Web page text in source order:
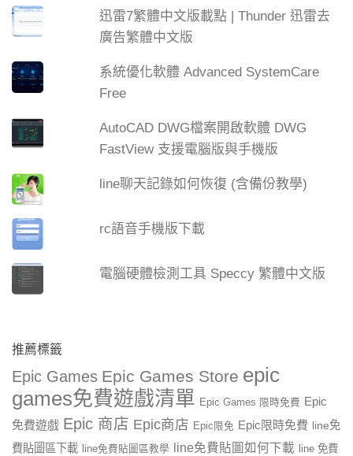
迅雷7繁體中文版載點 | Thunder 迅雷去
廣告繁體中文版
系統優化軟體 Advanced SystemCare
Free
AutoCAD DWG檔案開啟軟體 DWG
FastView 支援電腦版與手機版
line聊天記錄如何恢復 (含備份教學)
rc語音手機版下載
電腦硬體檢測工具 Speccy 繁體中文版
推薦標籤
Epic Games Epic Games Store epic
games免費遊戲清單 Epic Games 限時免費 Epic
免費遊戲 Epic 商店 Epic商店 Epic限免 Epic限時免費 line免
費貼圖區下載
line免費貼圖區教學 line免費貼圖如何下載
line 免費